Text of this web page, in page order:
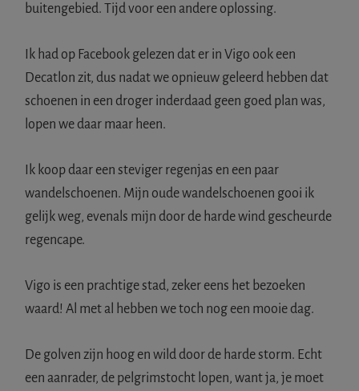
buitengebied. Tijd voor een andere oplossing.
Ik had op Facebook gelezen dat er in Vigo ook een
Decatlon zit, dus nadat we opnieuw geleerd hebben dat
schoenen in een droger inderdaad geen goed plan was,
lopen we daar maar heen.
Ik koop daar een steviger regenjas en een paar
wandelschoenen. Mijn oude wandelschoenen gooi ik
gelijk weg, evenals mijn door de harde wind gescheurde
regencape.
Vigo is een prachtige stad, zeker eens het bezoeken
waard! Al met al hebben we toch nog een mooie dag.
De golven zijn hoog en wild door de harde storm. Echt
een aanrader, de pelgrimstocht lopen, want ja, je moet